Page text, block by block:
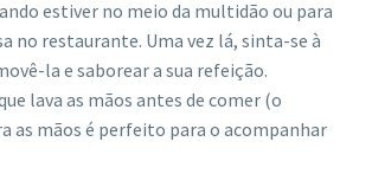
estiver no meio da multidão ou para
no restaurante. Uma vez lá, sinta-se à
la e saborear a sua refeição.
lava as mãos antes de comer (o
as mãos é perfeito para o acompanhar